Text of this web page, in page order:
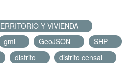
Y VIVIENDA
gml GeoJSON
SHP
distrito distrito censal